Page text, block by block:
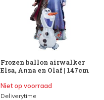
Frozen ballon airwalker
Elsa, Anna en Olaf | 147cm
Niet op voorraad
Deliverytime